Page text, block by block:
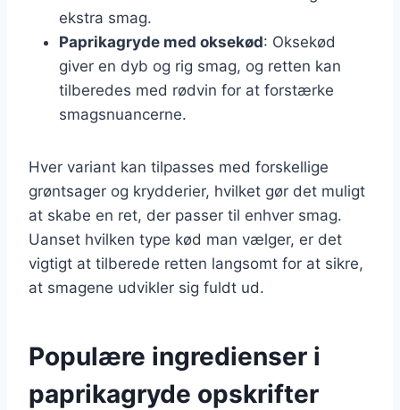
ekstra smag.
Paprikagryde med oksekød: Oksekød
giver en dyb og rig smag, og retten kan
tilberedes med rødvin for at forstærke
smagsnuancerne.
Hver variant kan tilpasses med forskellige
grøntsager og krydderier, hvilket gør det muligt
at skabe en ret, der passer til enhver smag.
Uanset hvilken type kød man vælger, er det
vigtigt at tilberede retten langsomt for at sikre,
at smagene udvikler sig fuldt ud.
Populære ingredienser i
paprikagryde opskrifter